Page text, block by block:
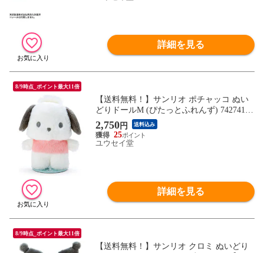
詳細を見る
8/9時点_ポイント最大11倍
【送料無料！】サンリオ ポチャッコ ぬい
どりドールM (ぴたっとふれんず) 742741
【ぬい撮り Mサイズ 磁石 自立 玩具 おもち
ゃ 公式グッズ 雑貨 ギフト プレゼント】
2,750円 送料込み
25
ユウセイ堂
詳細を見る
8/9時点_ポイント最大11倍
【送料無料！】サンリオ クロミ ぬいどり